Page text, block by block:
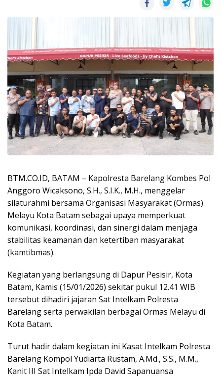
BTM.CO.ID, BATAM – Kapolresta Barelang Kombes Pol
Anggoro Wicaksono, S.H., S.I.K., M.H., menggelar
silaturahmi bersama Organisasi Masyarakat (Ormas)
Melayu Kota Batam sebagai upaya memperkuat
komunikasi, koordinasi, dan sinergi dalam menjaga
stabilitas keamanan dan ketertiban masyarakat
(kamtibmas).
Kegiatan yang berlangsung di Dapur Pesisir, Kota
Batam, Kamis (15/01/2026) sekitar pukul 12.41 WIB
tersebut dihadiri jajaran Sat Intelkam Polresta
Barelang serta perwakilan berbagai Ormas Melayu di
Kota Batam.
Turut hadir dalam kegiatan ini Kasat Intelkam Polresta
Barelang Kompol Yudiarta Rustam, A.Md., S.S., M.M.,
Kanit III Sat Intelkam Ipda David Sapanuansa